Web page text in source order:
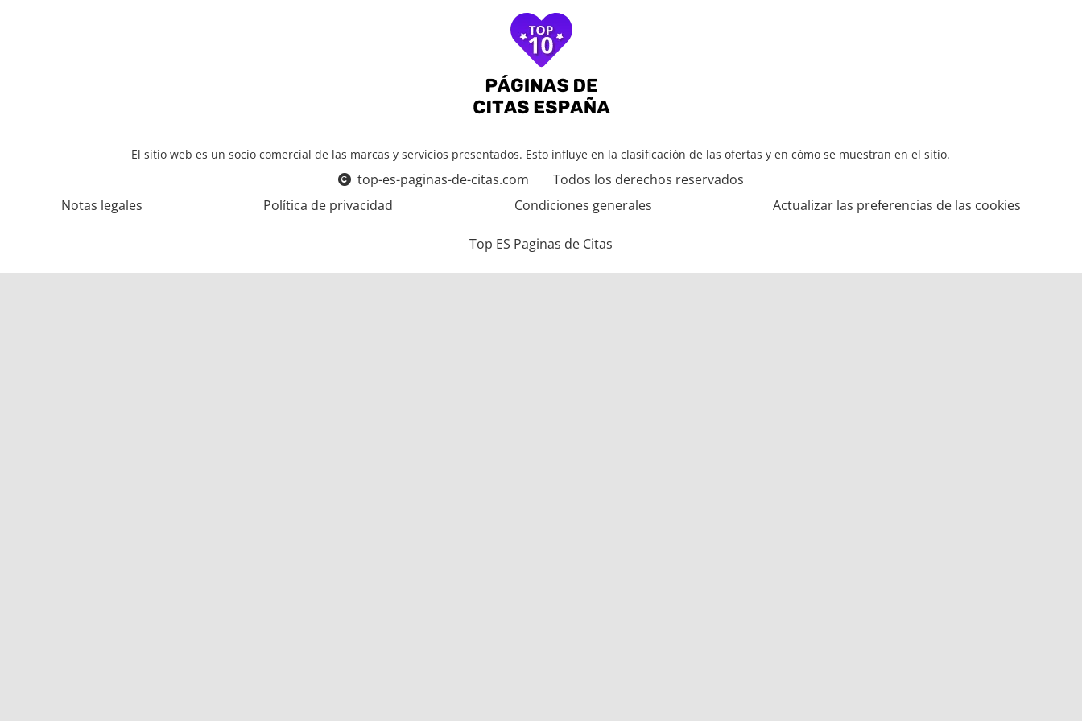
El sitio web es un socio comercial de las marcas y servicios presentados. Esto influye en la clasificación de las ofertas y en cómo se muestran en el sitio.
top-es-paginas-de-citas.com
Todos los derechos reservados
Notas legales
Política de privacidad Condiciones generales Actualizar las preferencias de las cookies
Top ES Paginas de Citas